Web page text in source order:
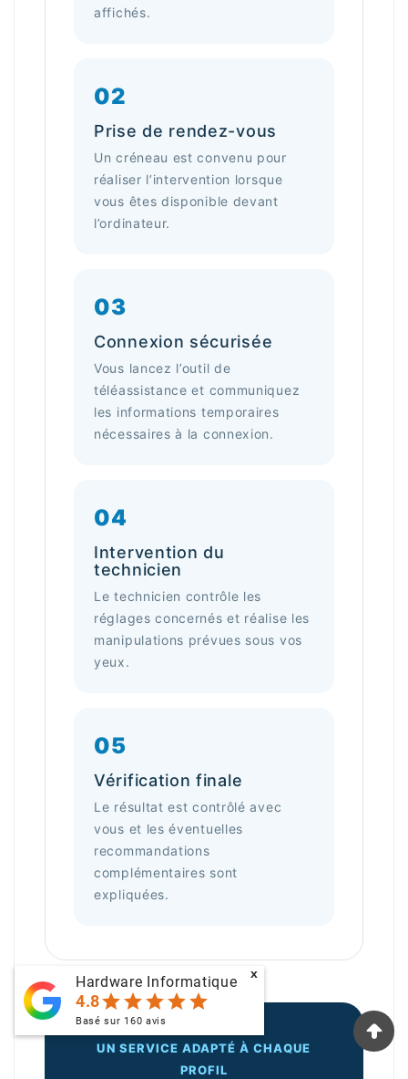
affichés.
02
Prise de rendez-vous
Un créneau est convenu pour
réaliser l’intervention lorsque
vous êtes disponible devant
l’ordinateur.
03
Connexion sécurisée
Vous lancez l’outil de
téléassistance et communiquez
les informations temporaires
nécessaires à la connexion.
04
Intervention du
technicien
Le technicien contrôle les
réglages concernés et réalise les
manipulations prévues sous vos
yeux.
05
Vérification finale
Le résultat est contrôlé avec
vous et les éventuelles
recommandations
complémentaires sont
expliquées.
UN SERVICE ADAPTÉ À CHAQUE
PROFIL
Hardware Informatique
4.8starstarstarstarstar
Basé sur 160 avis
x